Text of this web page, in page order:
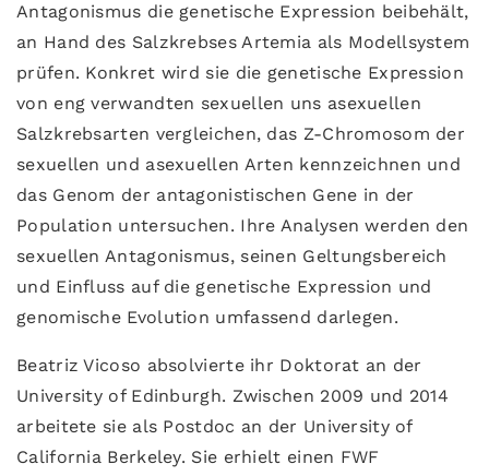
Antagonismus die genetische Expression beibehält,
an Hand des Salzkrebses Artemia als Modellsystem
prüfen. Konkret wird sie die genetische Expression
von eng verwandten sexuellen uns asexuellen
Salzkrebsarten vergleichen, das Z-Chromosom der
sexuellen und asexuellen Arten kennzeichnen und
das Genom der antagonistischen Gene in der
Population untersuchen. Ihre Analysen werden den
sexuellen Antagonismus, seinen Geltungsbereich
und Einfluss auf die genetische Expression und
genomische Evolution umfassend darlegen.
Beatriz Vicoso absolvierte ihr Doktorat an der
University of Edinburgh. Zwischen 2009 und 2014
arbeitete sie als Postdoc an der University of
California Berkeley. Sie erhielt einen FWF